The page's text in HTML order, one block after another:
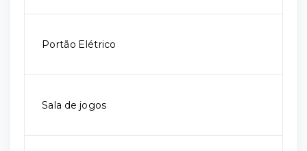
Portão Elétrico
Sala de jogos